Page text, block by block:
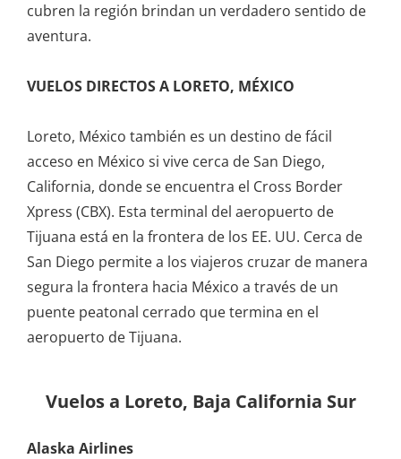
cubren la región brindan un verdadero sentido de
aventura.
VUELOS DIRECTOS A LORETO, MÉXICO
Loreto, México también es un destino de fácil
acceso en México si vive cerca de San Diego,
California, donde se encuentra el Cross Border
Xpress (CBX). Esta terminal del aeropuerto de
Tijuana está en la frontera de los EE. UU. Cerca de
San Diego permite a los viajeros cruzar de manera
segura la frontera hacia México a través de un
puente peatonal cerrado que termina en el
aeropuerto de Tijuana.
Vuelos a Loreto, Baja California Sur
Alaska Airlines